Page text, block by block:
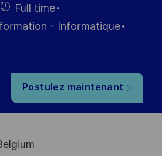
d’affichage
Full time
- Informatique
Postulez maintenant